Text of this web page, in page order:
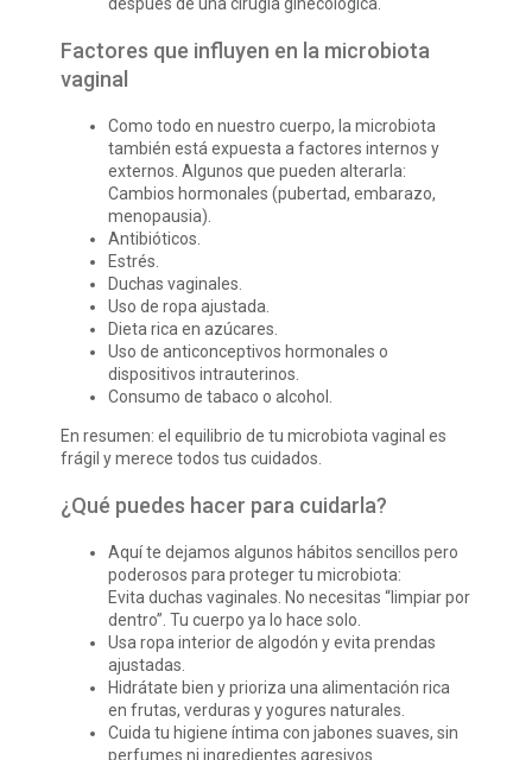
Factores que influyen en la microbiota
vaginal
Como todo en nuestro cuerpo, la microbiota
también está expuesta a factores internos y
externos. Algunos que pueden alterarla:
Cambios hormonales (pubertad, embarazo,
menopausia).
Antibióticos.
Estrés.
Duchas vaginales.
Uso de ropa ajustada.
Dieta rica en azúcares.
Uso de anticonceptivos hormonales o
dispositivos intrauterinos.
Consumo de tabaco o alcohol.
En resumen: el equilibrio de tu microbiota vaginal es
frágil y merece todos tus cuidados.
¿Qué puedes hacer para cuidarla?
Aquí te dejamos algunos hábitos sencillos pero
poderosos para proteger tu microbiota:
Evita duchas vaginales. No necesitas “limpiar por
dentro”. Tu cuerpo ya lo hace solo.
Usa ropa interior de algodón y evita prendas
ajustadas.
Hidrátate bien y prioriza una alimentación rica
en frutas, verduras y yogures naturales.
Cuida tu higiene íntima con jabones suaves, sin
perfumes ni ingredientes agresivos.